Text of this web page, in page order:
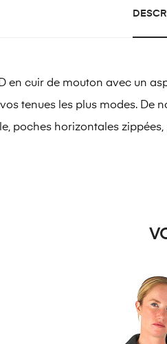
en cuir de mouton avec un
tenues les plus modes. De
poches horizontales